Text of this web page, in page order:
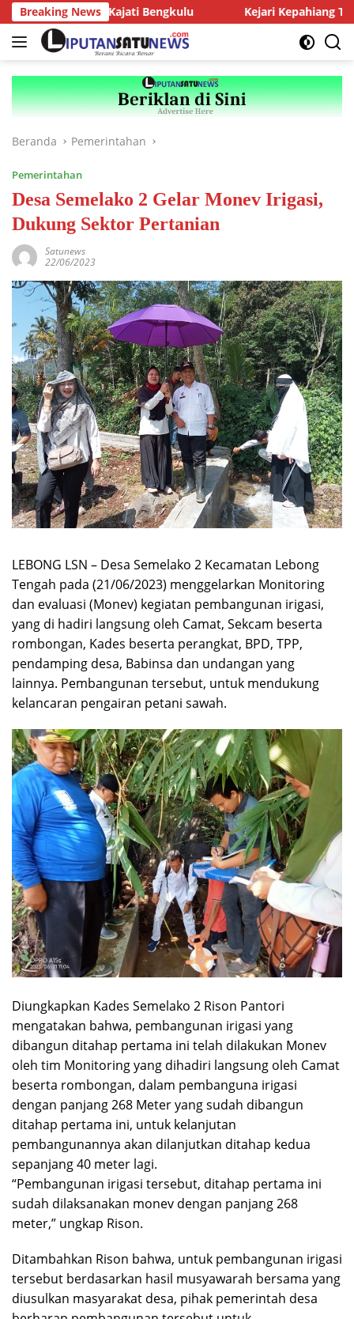
Langsung
ke
konten
Breaking News
dengan Kajati Bengkulu Kejari Kepahiang Tegaskan
Beranda Pemerintahan
Pemerintahan
Desa Semelako 2 Gelar Monev Irigasi,
Dukung Sektor Pertanian
Satunews
22/06/2023
LEBONG LSN – Desa Semelako 2 Kecamatan Lebong
Tengah pada (21/06/2023) menggelarkan Monitoring
dan evaluasi (Monev) kegiatan pembangunan irigasi,
yang di hadiri langsung oleh Camat, Sekcam beserta
rombongan, Kades beserta perangkat, BPD, TPP,
pendamping desa, Babinsa dan undangan yang
lainnya. Pembangunan tersebut, untuk mendukung
kelancaran pengairan petani sawah.
Diungkapkan Kades Semelako 2 Rison Pantori
mengatakan bahwa, pembangunan irigasi yang
dibangun ditahap pertama ini telah dilakukan Monev
oleh tim Monitoring yang dihadiri langsung oleh Camat
beserta rombongan, dalam pembanguna irigasi
dengan panjang 268 Meter yang sudah dibangun
ditahap pertama ini, untuk kelanjutan
pembangunannya akan dilanjutkan ditahap kedua
sepanjang 40 meter lagi.
“Pembangunan irigasi tersebut, ditahap pertama ini
sudah dilaksanakan monev dengan panjang 268
meter,” ungkap Rison.
Ditambahkan Rison bahwa, untuk pembangunan irigasi
tersebut berdasarkan hasil musyawarah bersama yang
diusulkan masyarakat desa, pihak pemerintah desa